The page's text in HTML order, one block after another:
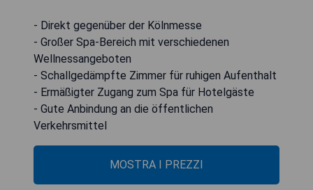
- Direkt gegenüber der Kölnmesse
- Großer Spa-Bereich mit verschiedenen
Wellnessangeboten
- Schallgedämpfte Zimmer für ruhigen Aufenthalt
- Ermäßigter Zugang zum Spa für Hotelgäste
- Gute Anbindung an die öffentlichen
Verkehrsmittel
MOSTRA I PREZZI